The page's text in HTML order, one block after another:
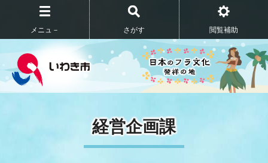
メニュ－ さがす 閲覧補助
経営企画課